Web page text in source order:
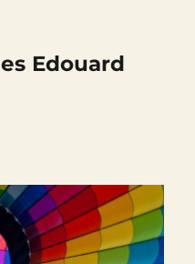
Edouard